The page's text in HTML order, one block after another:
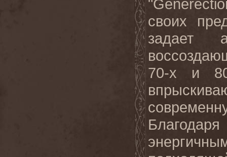
своих
задает
70-х и